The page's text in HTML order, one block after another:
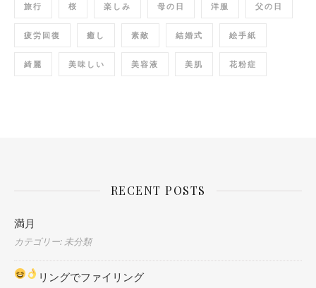
旅行 桜 楽しみ 母の日 洋服 父の日
疲労回復 癒し 素敵 結婚式 絵手紙
綺麗 美味しい 美容液 美肌 花粉症
RECENT POSTS
満月
カテゴリー: 未分類
リングでファイリング